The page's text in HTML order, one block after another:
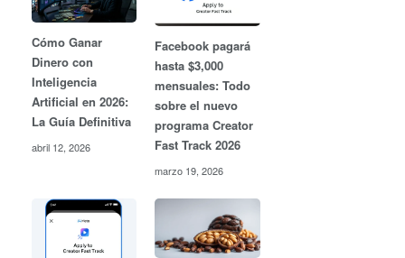
Cómo Ganar
Dinero con
Inteligencia
Artificial en 2026:
La Guía Definitiva
abril 12, 2026
Facebook pagará
hasta $3,000
mensuales: Todo
sobre el nuevo
programa Creator
Fast Track 2026
marzo 19, 2026